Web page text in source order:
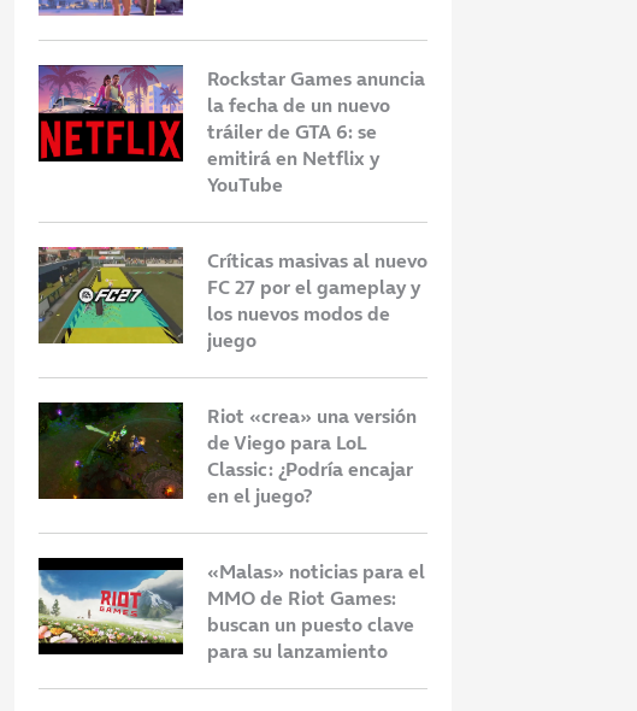
Rockstar Games anuncia
la fecha de un nuevo
tráiler de GTA 6: se
emitirá en Netflix y
YouTube
Críticas masivas al nuevo
FC 27 por el gameplay y
los nuevos modos de
juego
Riot «crea» una versión
de Viego para LoL
Classic: ¿Podría encajar
en el juego?
«Malas» noticias para el
MMO de Riot Games:
buscan un puesto clave
para su lanzamiento